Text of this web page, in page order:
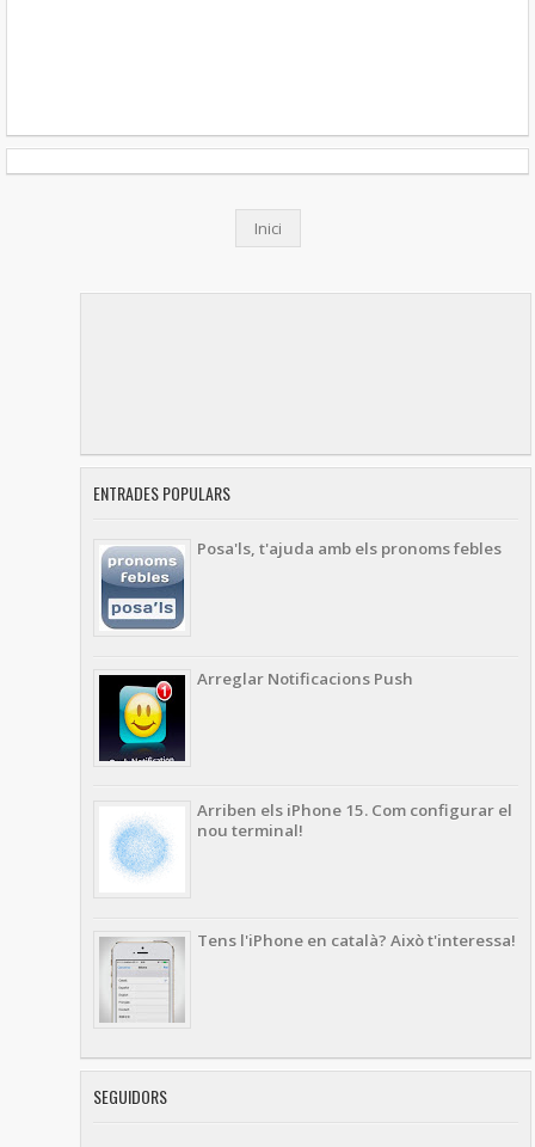
Inici
ENTRADES POPULARS
Posa'ls, t'ajuda amb els pronoms febles
Arreglar Notificacions Push
Arriben els iPhone 15. Com configurar el
nou terminal!
Tens l'iPhone en català? Això t'interessa!
SEGUIDORS